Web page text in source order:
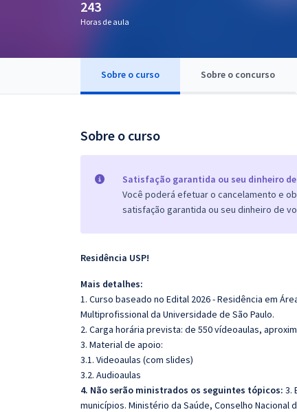
Questões grátis
243
Horas de aula
Sobre o curso Sobre o concurso
Sobre o curso
Satisfação garantida ou seu dinheiro
Você poderá efetuar o cancelamento e
satisfação garantida ou seu dinheiro de
Residência USP!
Mais detalhes:
1. Curso baseado no Edital 2026 - Residência em
Multiprofissional da Universidade de São Paulo.
2. Carga horária prevista: de 550 vídeoaulas,
3. Material de apoio:
3.1. Videoaulas (com slides)
3.2. Audioaulas
4. Não serão ministrados os seguintes tópicos: 3.
municípios. Ministério da Saúde, Conselho Nacional